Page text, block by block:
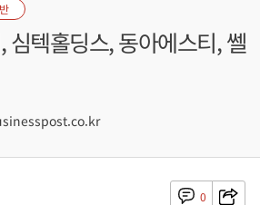
심텍홀딩스, 동아에스티, 쎌
0